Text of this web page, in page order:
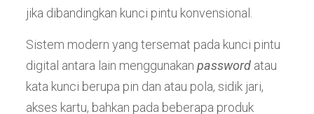
jika dibandingkan kunci pintu konvensional.
Sistem modern yang tersemat pada kunci pintu
digital antara lain menggunakan passwordatau
kata kunci berupa pin dan atau pola, sidik jari,
akses kartu, bahkan pada beberapa produk